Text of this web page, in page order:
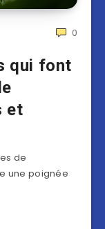
0
qui font
et
de
une poignée